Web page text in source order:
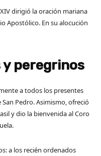
dirigió la oración mariana
Apostólico. En su alocución
y peregrinos
a todos los presentes
Pedro. Asimismo, ofreció
y dio la bienvenida al Coro
a los recién ordenados